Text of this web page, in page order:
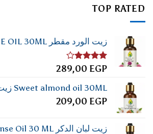
TOP RATED
زيت الورد مقطر Distilled ROSE OIL 30ML
تم
4.00من
5
289,00 EGP
Sweet almond oil 30ML زيت اللوز الحلو
209,00 EGP
زيت لبان الدكر Frankincense Oil 30 ML